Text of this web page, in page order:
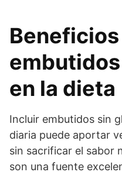
en la dieta
Incluir embutidos sin
diaria puede aportar
sin sacrificar el sabor
son una fuente